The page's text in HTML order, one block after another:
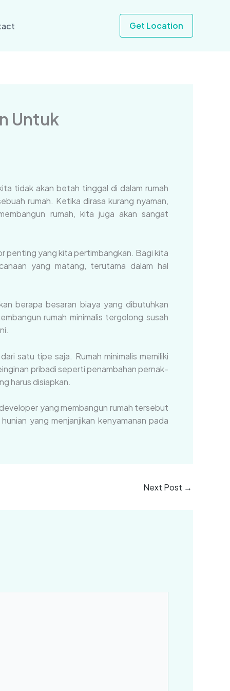
Get Location
Untuk
tidak akan betah tinggal di dalam rumah
rumah. Ketika dirasa kurang nyaman,
rumah, kita juga akan sangat
penting yang kita pertimbangkan. Bagi kita
yang matang, terutama dalam hal
berapa besaran biaya yang dibutuhkan
rumah minimalis tergolong susah
satu tipe saja. Rumah minimalis memiliki
pribadi seperti penambahan pernak-
harus disiapkan.
yang membangun rumah tersebut
yang menjanjikan kenyamanan pada
Next Post →